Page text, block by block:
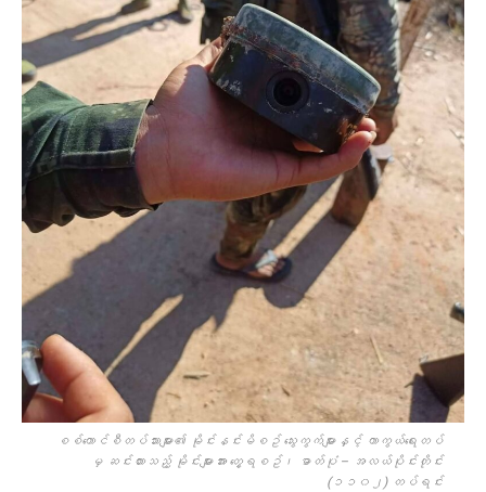
စစ်ကောင်စီတပ်သားများ၏ မိုင်းနင်းမိစဥ် သွေးကွက်များနှင့် ကာကွယ်ရေးတပ်
မှ ဆင်းထားသည့် မိုင်းများအား တွေ့ရစဥ်၊ ဓာတ်ပုံ – အလယ်ပိုင်းတိုင်း
(၁၁၀၂) တပ်ရင်း